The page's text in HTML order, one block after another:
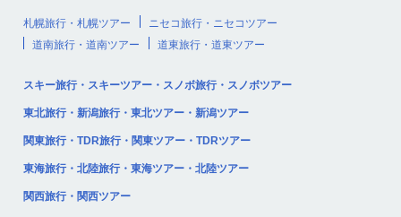
札幌旅行・札幌ツアー
ニセコ旅行・ニセコツアー
道南旅行・道南ツアー
道東旅行・道東ツアー
スキー旅行・スキーツアー・スノボ旅行・スノボツアー
東北旅行・新潟旅行・東北ツアー・新潟ツアー
関東旅行・TDR旅行・関東ツアー・TDRツアー
東海旅行・北陸旅行・東海ツアー・北陸ツアー
関西旅行・関西ツアー